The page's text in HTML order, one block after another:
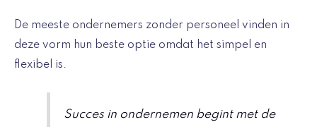
De meeste ondernemers zonder personeel vinden in
deze vorm hun beste optie omdat het simpel en
flexibel is.
Succes in ondernemen begint met de